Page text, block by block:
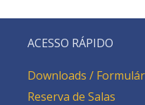
ACESSO RÁPIDO
Downloads /
Reserva de Salas